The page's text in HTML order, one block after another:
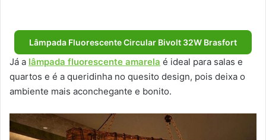
Lâmpada Fluorescente Circular Bivolt 32W Brasfort
Já a lâmpada fluorescente amarela é ideal para salas e
quartos e é a queridinha no quesito design, pois deixa o
ambiente mais aconchegante e bonito.